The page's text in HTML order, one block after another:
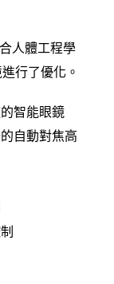
人體工程學
行了優化。
智能眼鏡
自動對焦高